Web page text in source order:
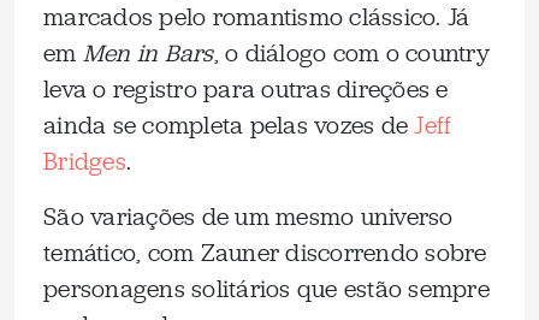
marcados pelo romantismo clássico. Já
em Men in Bars, o diálogo com o country
leva o registro para outras direções e
ainda se completa pelas vozes deJeff
Bridges.
São variações de um mesmo universo
temático, com Zauner discorrendo sobre
personagens solitários que estão sempre